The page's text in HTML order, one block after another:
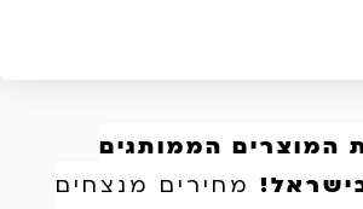
המוצרים הממותגים
מחירים מנצחים